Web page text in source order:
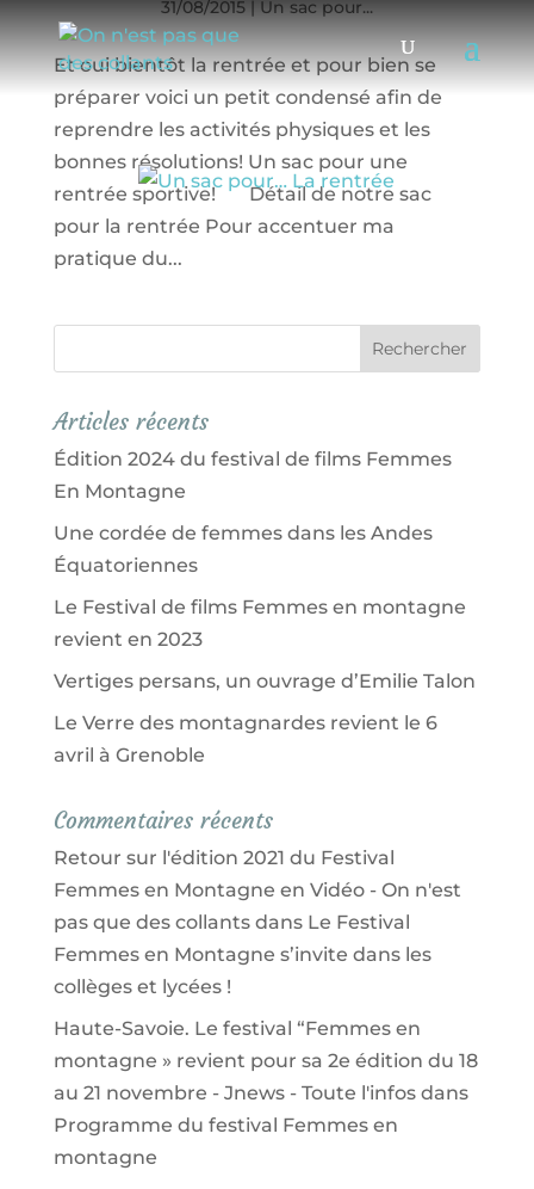
31/08/2015| Un sac pour...
Et oui bientôt la rentrée et pour bien se
préparer voici un petit condensé afin de
reprendre les activités physiques et les
bonnes résolutions! Un sac pour une
rentrée sportive! Détail de notre sac
pour la rentrée Pour accentuer ma
pratique du...
Articles récents
Édition 2024 du festival de films Femmes
En Montagne
Une cordée de femmes dans les Andes
Équatoriennes
Le Festival de films Femmes en montagne
revient en 2023
Vertiges persans, un ouvrage d’Emilie Talon
Le Verre des montagnardes revient le 6
avril à Grenoble
Commentaires récents
Retour sur l'édition 2021 du Festival
Femmes en Montagne en Vidéo - On n'est
pas que des collantsdans Le Festival
Femmes en Montagne s’invite dans les
collèges et lycées !
Haute-Savoie. Le festival “Femmes en
montagne » revient pour sa 2e édition du 18
au 21 novembre - Jnews - Toute l'infosdans
Programme du festival Femmes en
montagne